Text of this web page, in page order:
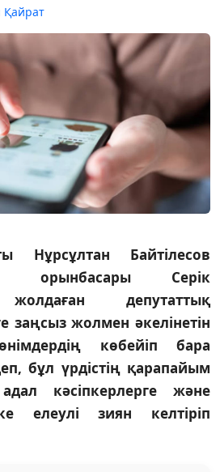
Қайрат
Нұрсұлтан Байтілесов
орынбасары Серік
депутаттық
заңсыз жолмен әкелінетін
көбейіп бара
бұл үрдістің қарапайым
кәсіпкерлерге және
елеулі зиян келтіріп